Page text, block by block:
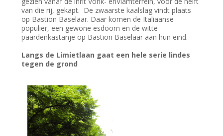
van die rij, gekapt. De zwaarste kaalslag vindt plaats
op Bastion Baselaar. Daar komen de Italiaanse
populier, een gewone esdoorn en de witte
paardenkastanje op Bastion Baselaar aan hun eind.
Langs de Limietlaan gaat een hele serie lindes
tegen de grond